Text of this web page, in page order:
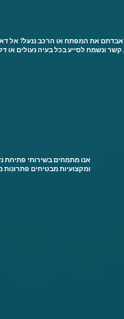
אבדתם את המפתח או הרכב ננעל? אל
קשר ונשמח לסייע בכל בעיה נעולים או דלתות.
אנו מתמחים בשירותי פתיחת
ומקצועיות מבטיחים פתרונות